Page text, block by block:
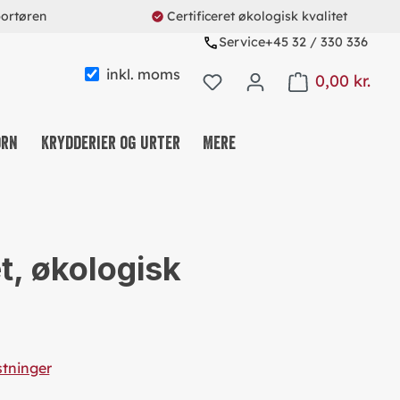
Certificeret økologisk kvalitet
Service+45 32 / 330 336
inkl. moms 0,00 kr.
Shopping cart
Krydderier og urter Mere
OG SNACKS
SYSTEM
økologisk